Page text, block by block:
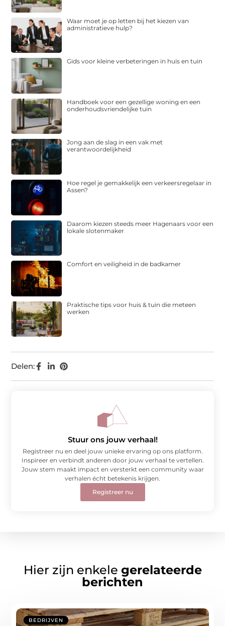
Delen:
Waar moet je op letten bij het kiezen van
administratieve hulp?
Gids voor kleine verbeteringen in huis en tuin
Handboek voor een gezellige woning en een
onderhoudsvriendelijke tuin
Jong aan de slag in een vak met
verantwoordelijkheid
Hoe regel je gemakkelijk een verkeersregelaar in
Assen?
Daarom kiezen steeds meer Hagenaars voor een
lokale slotenmaker
Comfort en veiligheid in de badkamer
Praktische tips voor huis & tuin die meteen
werken
Stuur ons jouw verhaal!
Registreer nu en deel jouw unieke ervaring op ons platform.
Inspireer en verbindt anderen door jouw verhaal te vertellen.
Jouw stem maakt impact en versterkt een community waar
verhalen écht betekenis krijgen.
Registreer nu
Hier zijn enkele gerelateerde
berichten
BEDRIJVEN